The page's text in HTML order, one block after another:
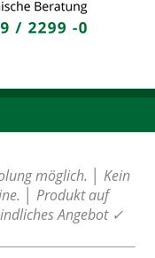
möglich. │ Kein
│ Produkt auf
Angebot ✓